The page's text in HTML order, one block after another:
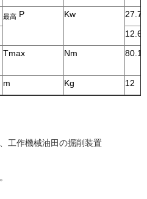
最高 P Kw
27.7
12.6
Tmax Nm 80.1
m Kg 12
工作機械油田の掘削装置